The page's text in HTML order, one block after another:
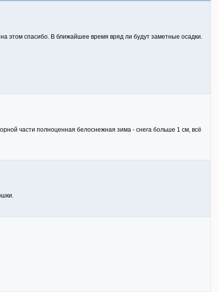
этом спасибо. В ближайшее время вряд ли будут заметные осадки.
части полноценная белоснежная зима - снега больше 1 см, всё